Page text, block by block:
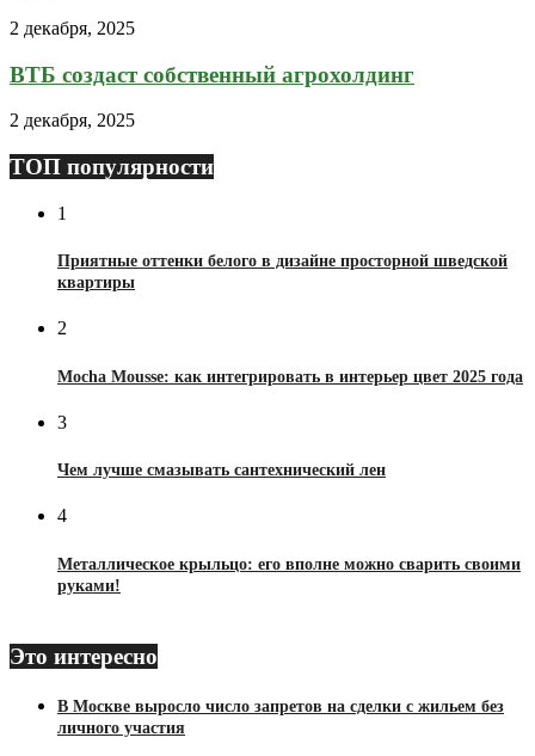
2 декабря, 2025
ВТБ создаст собственный агрохолдинг
2 декабря, 2025
ТОП популярности
1
Приятные оттенки белого в дизайне просторной шведской
квартиры
2
Mocha Mousse: как интегрировать в интерьер цвет 2025 года
3
Чем лучше смазывать сантехнический лен
4
Металлическое крыльцо: его вполне можно сварить своими
руками!
Это интересно
В Москве выросло число запретов на сделки с жильем без
личного участия